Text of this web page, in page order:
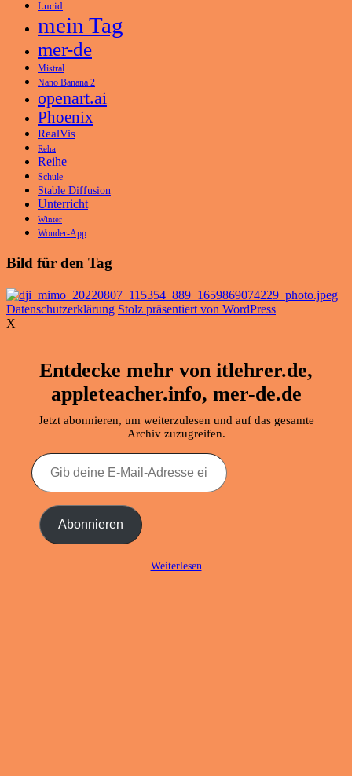
Lucid
mein Tag
mer-de
Mistral
Nano Banana 2
openart.ai
Phoenix
RealVis
Reha
Reihe
Schule
Stable Diffusion
Unterricht
Winter
Wonder-App
Bild für den Tag
Datenschutzerklärung Stolz präsentiert von WordPress
X
Entdecke mehr von itlehrer.de,
appleteacher.info, mer-de.de
Jetzt abonnieren, um weiterzulesen und auf das gesamte
Archiv zuzugreifen.
Gib
deine
E-
Adresse
ein ... Abonnieren
Weiterlesen